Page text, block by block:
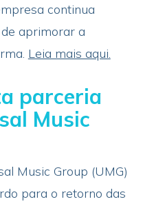
continua
aprimorar a
Leia mais aqui.
parceria
Music
Music Group (UMG)
para o retorno das